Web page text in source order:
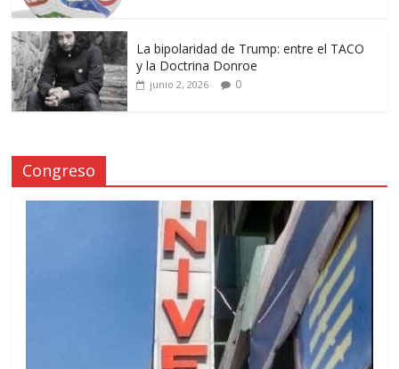
La bipolaridad de Trump: entre el TACO
y la Doctrina Donroe
junio 2, 2026 0
Congreso